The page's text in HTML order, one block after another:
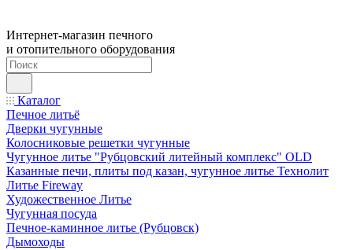
Интернет-магазин печного
и отопительного оборудования
Каталог
Печное литьё
Дверки чугунные
Колосниковые решетки чугунные
Чугунное литье "Рубцовский литейный комплекс" OLD
Казанные печи, плиты под казан, чугунное литье Технолит
Литье Fireway
Художественное Литье
Чугунная посуда
Печное-каминное литье (Рубцовск)
Дымоходы